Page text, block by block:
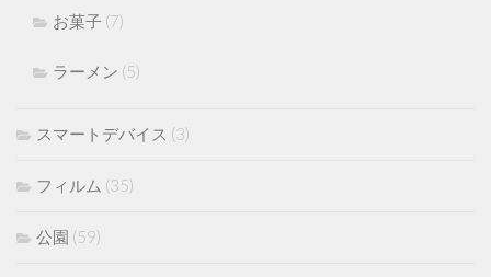
お菓子 (7)
ラーメン (5)
スマートデバイス (3)
フィルム (35)
公園 (59)